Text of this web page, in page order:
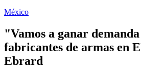
México
"Vamos a ganar
fabricantes de armas en
Ebrard